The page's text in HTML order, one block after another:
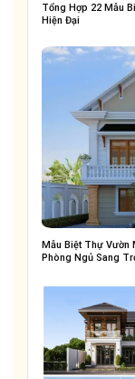
Tổng Hợp 22 Mẫu
Hiện Đại
Mẫu Biệt Thự Vườn
Phòng Ngủ Sang